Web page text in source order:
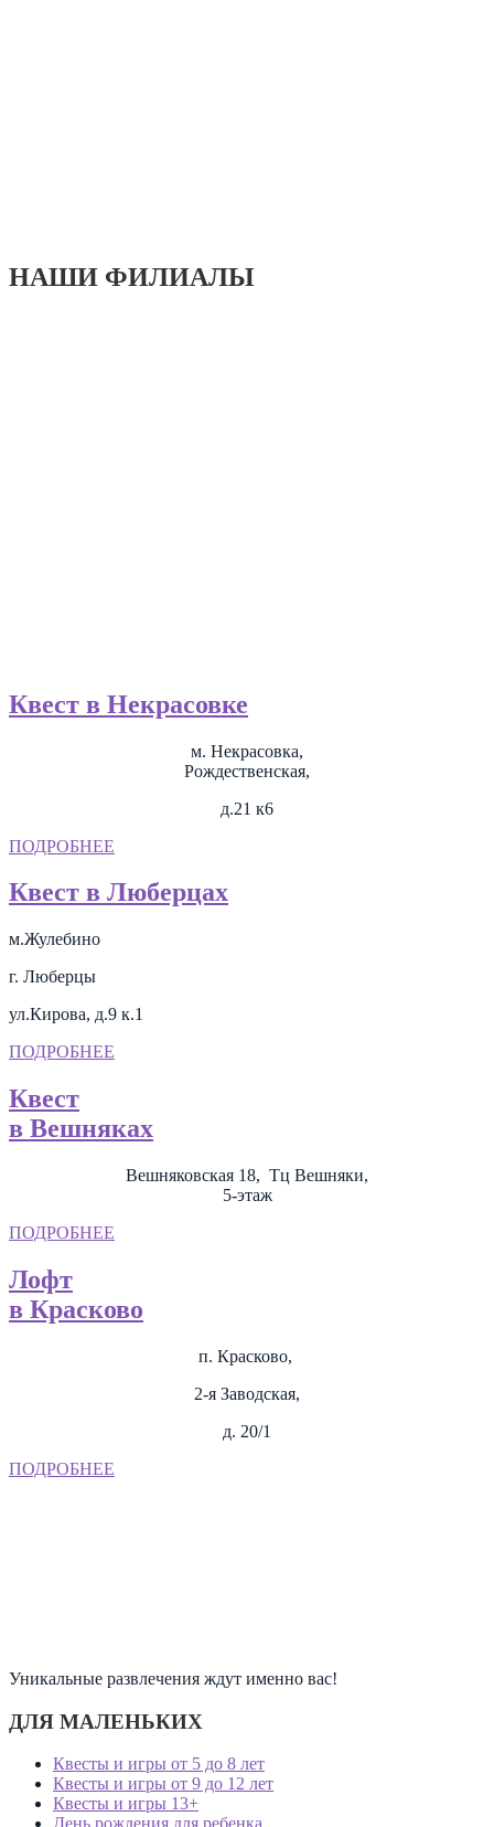
НАШИ ФИЛИАЛЫ
Квест в Некрасовке
м. Некрасовка,
Рождественская,
д.21 к6
ПОДРОБНЕЕ
Квест в Люберцах
м.Жулебино
г. Люберцы
ул.Кирова, д.9 к.1
ПОДРОБНЕЕ
Квест
в Вешняках
Вешняковская 18, Тц Вешняки,
5-этаж
ПОДРОБНЕЕ
Лофт
в Красково
п. Красково,
2-я Заводская,
д. 20/1
ПОДРОБНЕЕ
Уникальные развлечения ждут именно вас!
ДЛЯ МАЛЕНЬКИХ
Квесты и игры от 5 до 8 лет
Квесты и игры от 9 до 12 лет
Квесты и игры 13+